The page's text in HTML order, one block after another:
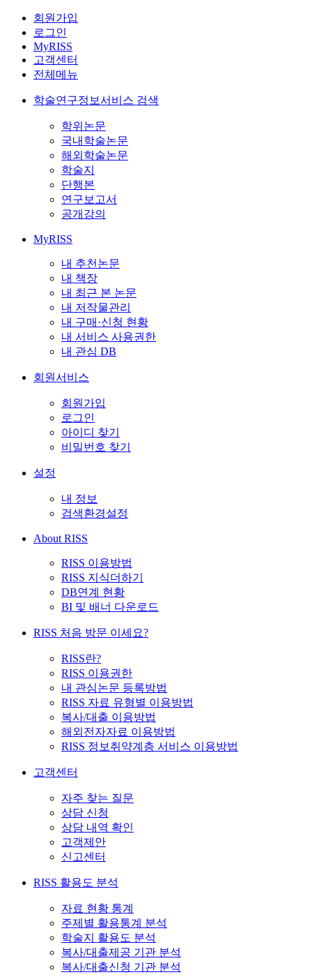
회원가입
로그인
MyRISS
고객센터
전체메뉴
학술연구정보서비스 검색
학위논문
국내학술논문
해외학술논문
학술지
단행본
연구보고서
공개강의
MyRISS
내 추천논문
내 책장
내 최근 본 논문
내 저작물관리
내 구매·신청 현황
내 서비스 사용권한
내 관심 DB
회원서비스
회원가입
로그인
아이디 찾기
비밀번호 찾기
설정
내 정보
검색환경설정
About RISS
RISS 이용방법
RISS 지식더하기
DB연계 현황
BI 및 배너 다운로드
RISS 처음 방문 이세요?
RISS란?
RISS 이용권한
내 관심논문 등록방법
RISS 자료 유형별 이용방법
복사/대출 이용방법
해외전자자료 이용방법
RISS 정보취약계층 서비스 이용방법
고객센터
자주 찾는 질문
상담 신청
상담 내역 확인
고객제안
신고센터
RISS 활용도 분석
자료 현황 통계
주제별 활용통계 분석
학술지 활용도 분석
복사/대출제공 기관 분석
복사/대출신청 기관 분석